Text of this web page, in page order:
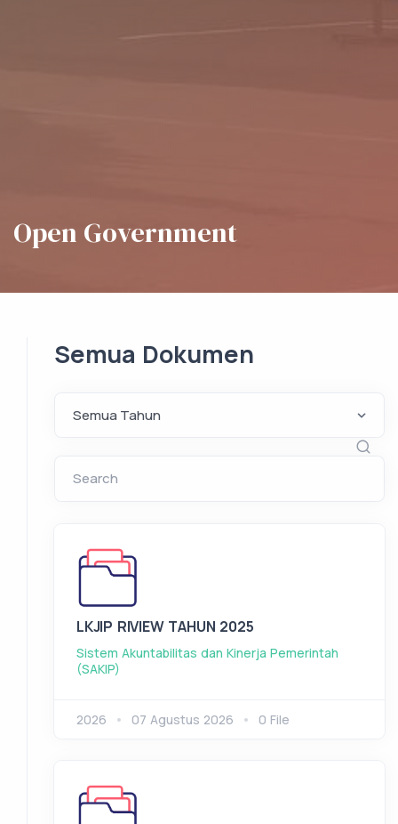
Open Government
Semua Dokumen
Search
LKJIP RIVIEW TAHUN 2025
Sistem Akuntabilitas dan Kinerja Pemerintah
(SAKIP)
2026 07 Agustus 2026 0 File